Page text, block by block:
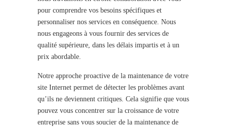
pour comprendre vos besoins spécifiques et
personnaliser nos services en conséquence. Nous
nous engageons à vous fournir des services de
qualité supérieure, dans les délais impartis et à un
prix abordable.
Notre approche proactive de la maintenance de votre
site Internet permet de détecter les problèmes avant
qu’ils ne deviennent critiques. Cela signifie que vous
pouvez vous concentrer sur la croissance de votre
entreprise sans vous soucier de la maintenance de